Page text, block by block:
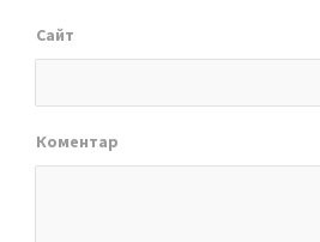
Сайт
Коментар